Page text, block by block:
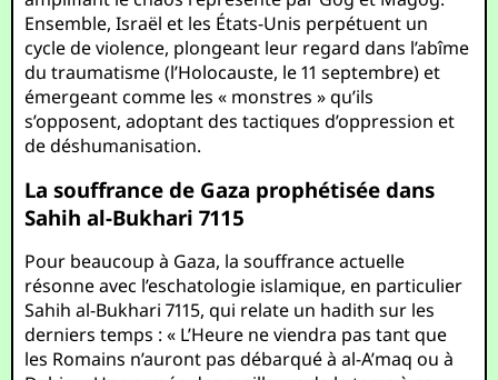
Ensemble, Israël et les États-Unis perpétuent un
cycle de violence, plongeant leur regard dans l’abîme
du traumatisme (l’Holocauste, le 11 septembre) et
émergeant comme les « monstres » qu’ils
s’opposent, adoptant des tactiques d’oppression et
de déshumanisation.
La souffrance de Gaza prophétisée dans
Sahih al-Bukhari 7115
Pour beaucoup à Gaza, la souffrance actuelle
résonne avec l’eschatologie islamique, en particulier
Sahih al-Bukhari 7115, qui relate un hadith sur les
derniers temps : « L’Heure ne viendra pas tant que
les Romains n’auront pas débarqué à al-A’maq ou à